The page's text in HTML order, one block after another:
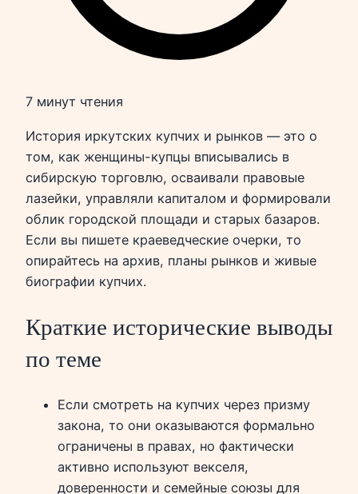
7 минут чтения
История иркутских купчих и рынков — это о
том, как женщины-купцы вписывались в
сибирскую торговлю, осваивали правовые
лазейки, управляли капиталом и формировали
облик городской площади и старых базаров.
Если вы пишете краеведческие очерки, то
опирайтесь на архив, планы рынков и живые
биографии купчих.
Краткие исторические выводы
по теме
Если смотреть на купчих через призму
закона, то они оказываются формально
ограничены в правах, но фактически
активно используют векселя,
доверенности и семейные союзы для